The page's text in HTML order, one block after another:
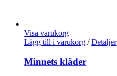
Visa varukorg
Lägg till i varukorg / Detaljer
Minnets kläder